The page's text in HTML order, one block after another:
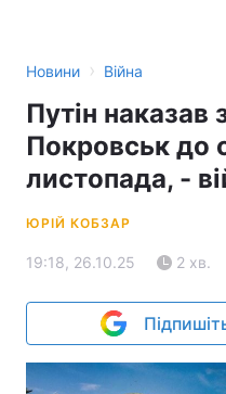
Новини › Війна
Путін наказав
Покровськ до
листопада, -
ЮРІЙ КОБЗАР
19:18, 26.10.25 2 хв.